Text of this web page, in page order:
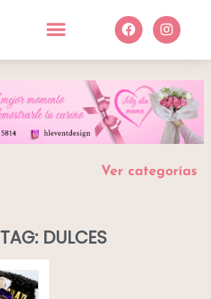
Ver categorías
TAG: DULCES